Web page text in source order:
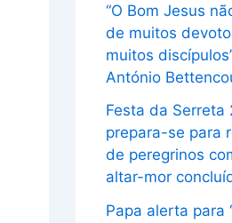
“O Bom Jesus
de muitos
muitos
António
Festa da Serreta
prepara-se para
de peregrinos
altar-mor
Papa alerta para